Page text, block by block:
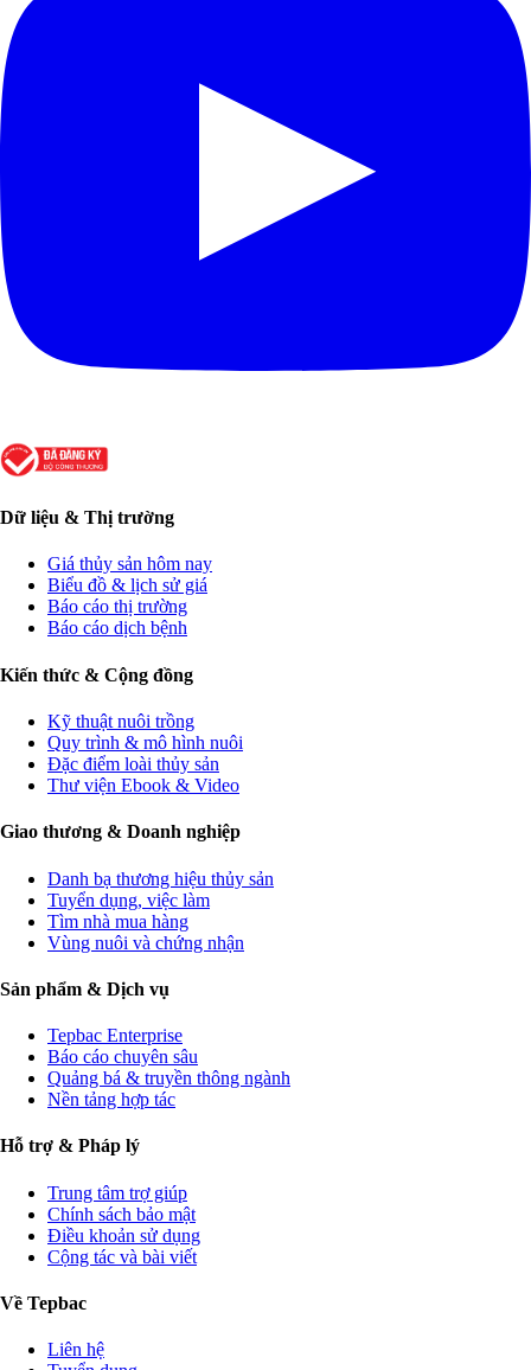
Dữ liệu & Thị trường
Giá thủy sản hôm nay
Biểu đồ & lịch sử giá
Báo cáo thị trường
Báo cáo dịch bệnh
Kiến thức & Cộng đồng
Kỹ thuật nuôi trồng
Quy trình & mô hình nuôi
Đặc điểm loài thủy sản
Thư viện Ebook & Video
Giao thương & Doanh nghiệp
Danh bạ thương hiệu thủy sản
Tuyển dụng, việc làm
Tìm nhà mua hàng
Vùng nuôi và chứng nhận
Sản phẩm & Dịch vụ
Tepbac Enterprise
Báo cáo chuyên sâu
Quảng bá & truyền thông ngành
Nền tảng hợp tác
Hỗ trợ & Pháp lý
Trung tâm trợ giúp
Chính sách bảo mật
Điều khoản sử dụng
Cộng tác và bài viết
Về Tepbac
Liên hệ